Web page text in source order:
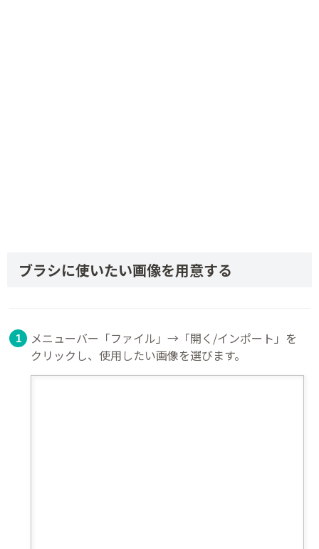
ブラシに使いたい画像を用意する
メニューバー「ファイル」→「開く/インポート」を
クリックし、使用したい画像を選びます。